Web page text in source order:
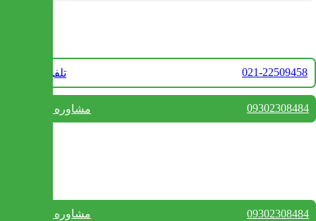
تلفن فروش 021-22509458
مشاوره واتس آپ 09302308484
مشاوره واتس آپ 09302308484